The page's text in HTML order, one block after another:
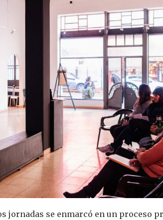
jornadas se enmarcó en un proceso